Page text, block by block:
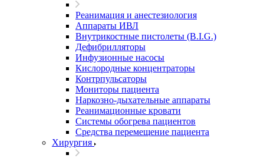
Реанимация и анестезиология
Аппараты ИВЛ
Внутрикостные пистолеты (B.I.G.)
Дефибрилляторы
Инфузионные насосы
Кислородные концентраторы
Контрпульсаторы
Мониторы пациента
Наркозно-дыхательные аппараты
Реанимационные кровати
Системы обогрева пациентов
Средства перемещение пациента
Хирургия